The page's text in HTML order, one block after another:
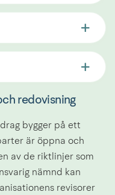
redovisning
bygger på ett
är öppna och
av de riktlinjer som
nämnd kan
revisorer